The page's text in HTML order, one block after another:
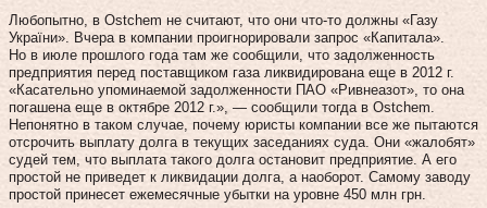
Любопытно, в Ostchem не считают, что они что‑то должны «Газу
України». Вчера в компании проигнорировали запрос «Капитала».
Но в июле прошлого года там же сообщили, что задолженность
предприятия перед поставщиком газа ликвидирована еще в 2012 г.
«Касательно упоминаемой задолженности ПАО «Ривнеазот», то она
погашена еще в октябре 2012 г.», — сообщили тогда в Ostchem.
Непонятно в таком случае, почему юристы компании все же пытаются
отсрочить выплату долга в текущих заседаниях суда. Они «жалобят»
судей тем, что выплата такого долга остановит предприятие. А его
простой не приведет к ликвидации долга, а наоборот. Самому заводу
простой принесет ежемесячные убытки на уровне 450 млн грн.